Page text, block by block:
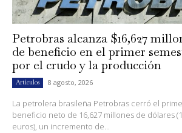
Petrobras alcanza $16,627
de beneficio en el primer
por el crudo y la producción
Artículos 8 agosto, 2026
La petrolera brasileña Petrobras cerró el
beneficio neto de 16,627 millones de dólares
euros), un incremento de...